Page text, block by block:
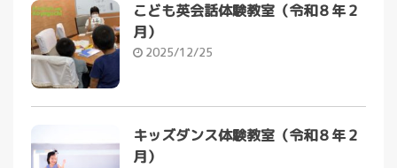
こども英会話体験教室（令和８年２
月）
2025/12/25
キッズダンス体験教室（令和８年２
月）